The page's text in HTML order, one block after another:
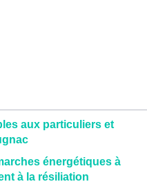
aux particuliers et
énergétiques à
à la résiliation